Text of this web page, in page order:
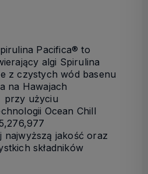
Pacifica® to
algi Spirulina
z czystych wód basenu
na Hawajach
przy użyciu
Ocean Chill
najwyższą jakość oraz
składników